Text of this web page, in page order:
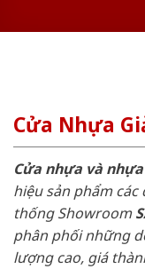
Cửa Nhựa
Cửa nhựa và
hiệu sản phẩm
thống Showroom
phân phối những
lượng cao, giá